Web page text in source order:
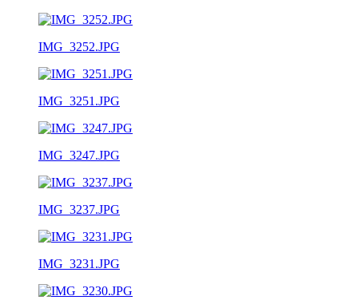
IMG_3252.JPG
IMG_3251.JPG
IMG_3247.JPG
IMG_3237.JPG
IMG_3231.JPG